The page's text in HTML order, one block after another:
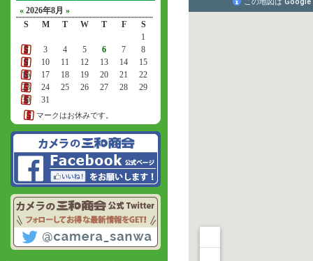
« 2026年8月 »
S
M T W T F
S
1
2
3 4 5 6 7
8
9
10 11 12 13 14
15
16
17 18 19 20 21
22
23
24 25 26 27 28
29
30
31
マークはお休みです。